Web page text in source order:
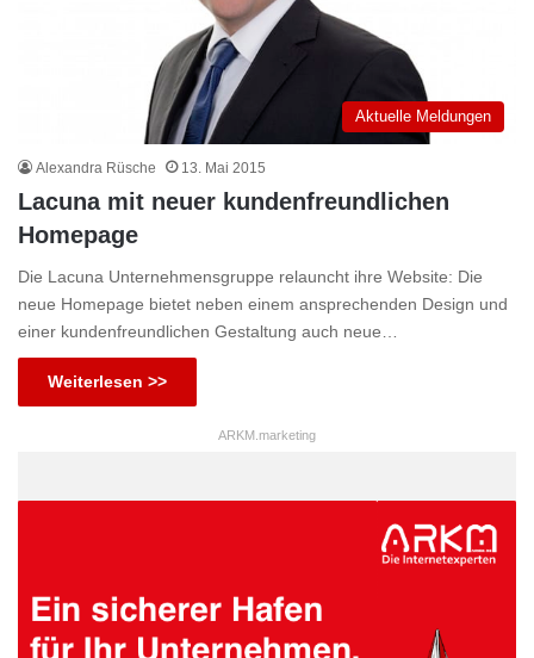
Aktuelle Meldungen
Alexandra Rüsche 13. Mai 2015
Lacuna mit neuer kundenfreundlichen
Homepage
Die Lacuna Unternehmensgruppe relauncht ihre Website: Die
neue Homepage bietet neben einem ansprechenden Design und
einer kundenfreundlichen Gestaltung auch neue…
Weiterlesen >>
ARKM.marketing